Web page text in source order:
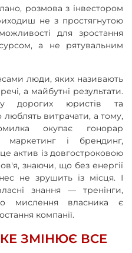
розмова з інвестором
не з простягнутою
для зростання
а не рятувальним
люди, яких називають
а майбутні результати.
дорогих юристів та
витрачати, а тому,
окупає гонорар
маркетинг і брендинг,
актив із довгостроковою
знаючи, що без енергії
не зрушить із місця. І
знання — тренінги,
мислення власника є
компанії.
ЗМІНЮЄ ВСЕ